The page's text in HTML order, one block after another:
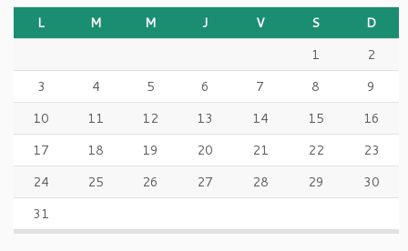
L M M J V S
D
1
2
3
4 5 6 7 8
9
10
11 12 13 14 15
16
17
18 19 20 21 22
23
24
25 26 27 28 29
30
31